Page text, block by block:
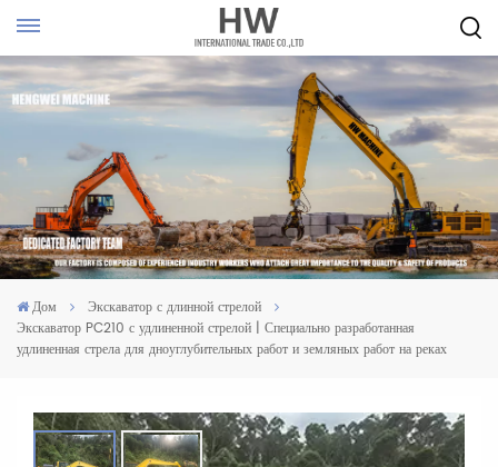
Дом
Экскаватор с длинной стрелой
Экскаватор PC210 с удлиненной стрелой | Специально разработанная
удлиненная стрела для дноуглубительных работ и земляных работ на реках